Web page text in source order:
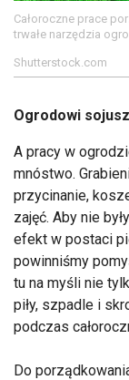
Całoroczne prace
trwałe narzędzia
Shutterstock.com
Ogrodowi
A pracy w
mnóstwo.
przycinanie,
zajęć. Aby nie
efekt w postaci
powinniśmy
tu na myśli nie
piły, szpadle i
podczas
Do